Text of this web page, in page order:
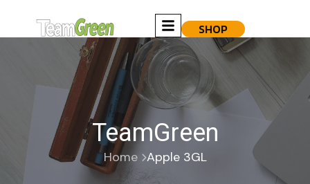
SHOP
TeamGreen
Home Apple 3GL